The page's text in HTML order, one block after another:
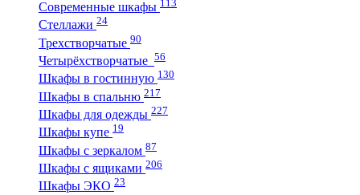
Современные шкафы 113
Стеллажи 24
Трехстворчатые 90
Четырёхстворчатые 56
Шкафы в гостинную 130
Шкафы в спальню 217
Шкафы для одежды 227
Шкафы купе 19
Шкафы с зеркалом 87
Шкафы с ящиками 206
Шкафы ЭКО 23